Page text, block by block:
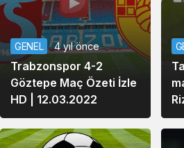
GENEL 4 yıl önce
Trabzonspor 4-2
Göztepe Maç Özeti İzle
HD | 12.03.2022